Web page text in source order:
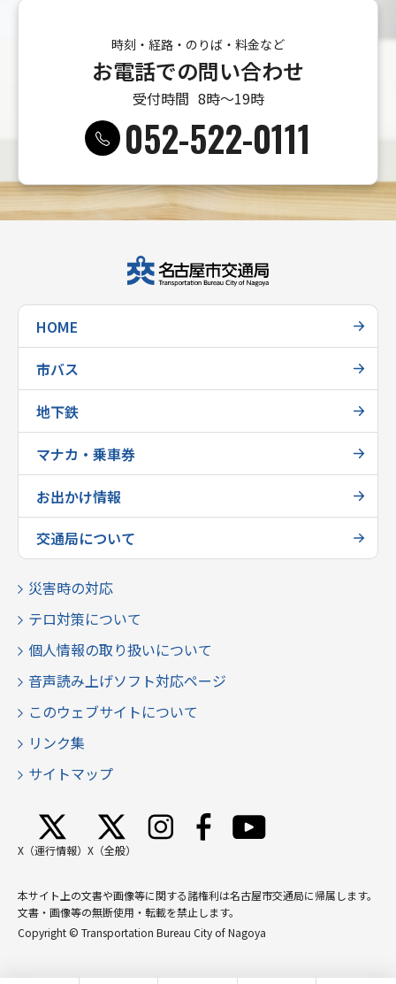
時刻・経路・のりば・料金など
お電話での問い合わせ
受付時間 8時〜19時
052-522-0111
HOME
市バス
地下鉄
マナカ・乗車券
お出かけ情報
交通局について
災害時の対応
テロ対策について
個人情報の取り扱いについて
音声読み上げソフト対応ページ
このウェブサイトについて
リンク集
サイトマップ
X（運行情報） X（全般）
本サイト上の文書や画像等に関する諸権利は名古屋市交通局に帰属します。
文書・画像等の無断使用・転載を禁止します。
Copyright © Transportation Bureau City of Nagoya